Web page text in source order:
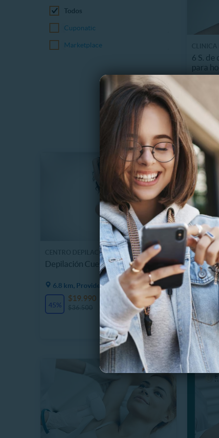
Todos
Cuponatic
Marketplace
6 S. de
para
85%
CENTRO DEPILACION VEYA
Depilación Cuerpo Femenino
6.8 km, Providencia
45%
22 Vendidos
$19.990
BEAUTY
6 Ses.
8.3
65%